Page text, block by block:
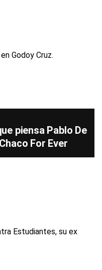
piensa Pablo De
For Ever